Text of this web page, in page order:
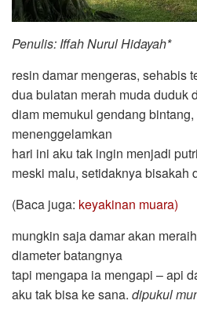
Penulis: Iffah Nurul Hidayah*
resin damar mengeras, sehabis
dua bulatan merah muda duduk
diam memukul gendang bintang,
menenggelamkan
hari ini aku tak ingin menjadi
meski malu, setidaknya bisakah
(Baca juga: keyakinan muara)
mungkin saja damar akan
diameter batangnya
tapi mengapa ia mengapi – api
aku tak bisa ke sana. dipukul